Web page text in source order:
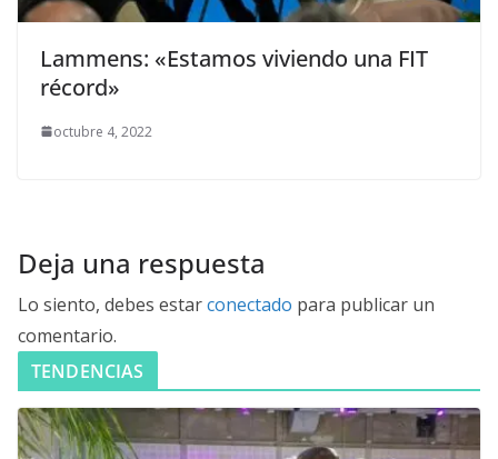
Lammens: «Estamos viviendo una FIT
récord»
octubre 4, 2022
Deja una respuesta
Lo siento, debes estarconectado para publicar un
comentario.
TENDENCIAS